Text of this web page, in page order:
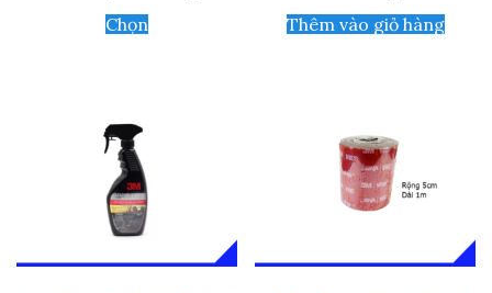
ChọnSản
phẩm
chọn
có
chọn
Thêm vào giỏ hàng